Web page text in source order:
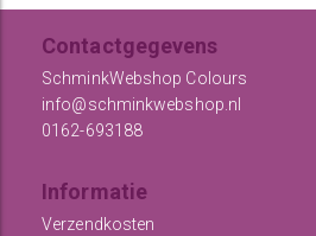
Contactgegevens
SchminkWebshop Colours
info@schminkwebshop.nl
0162-693188
Informatie
Verzendkosten